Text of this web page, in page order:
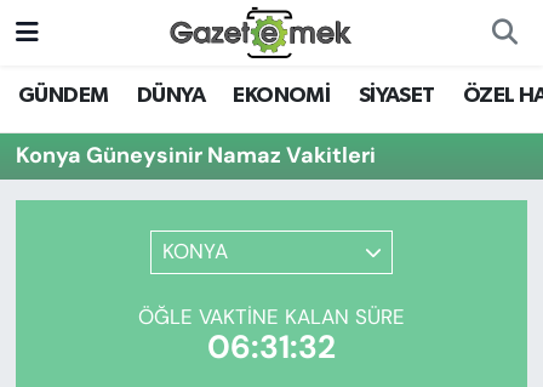
GÜNDEM DÜNYA EKONOMİ SİYASET ÖZEL
Konya Güneysinir Namaz Vakitleri
KONYA
ÖĞLE VAKTINE KALAN SÜRE
06:31:32
DÜNYA
EKONOMİ
YENİ MEDYADA EMEK
GAZETECİLİĞİNİ GELİŞTİRMEK
Nöbetçi Eczaneler
Hava Durumu
Trafik Durumu
Süper Lig Puan Durumu ve Fikstür